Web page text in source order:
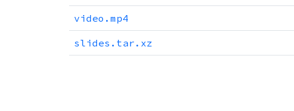
video.mp4
slides.tar.xz